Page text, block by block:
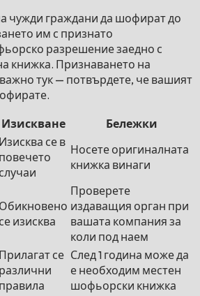
чужди граждани да шофират до
им с признато
разрешение заедно с
книжка. Признаването на
тук — потвърдете, че вашият
Изискване
Бележки
Изисква се в
повечето
случаи
Носете оригиналната
книжка винаги
Обикновено
се изисква
Проверете
издаващия орган при
вашата компания за
коли под наем
Прилагат се
различни
правила
След 1 година може да
е необходим местен
шофьорски книжка